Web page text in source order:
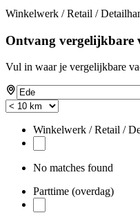
Winkelwerk / Retail /
Ontvang vergelijkbare
Vul in waar je vergelijkbare
Winkelwerk / Retail /
No matches found
Parttime (overdag)